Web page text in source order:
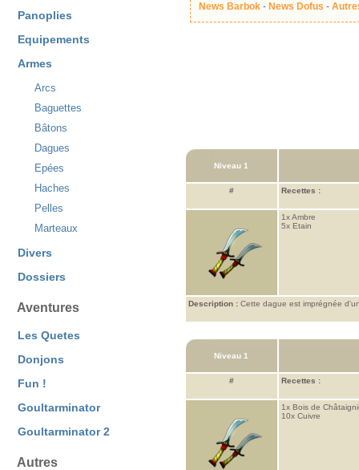
Panoplies
Equipements
Armes
Arcs
Baguettes
Bâtons
Dagues
Epées
Haches
Pelles
Marteaux
Divers
Dossiers
Aventures
Les Quetes
Donjons
Fun !
Goultarminator
Goultarminator 2
Autres
News Barbok - News Dofus -
Niveau 1
# Recettes :
1xAmbre
5x Etain
Description : Cette dague est imprégnée
Niveau 1
# Recettes :
1x Bois de
10x Cuivre